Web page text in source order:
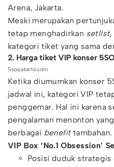
Arena, Jakarta.
Meski merupakan
tetap menghadirkan setlist,
kategori tiket yang sama
2. Harga tiket VIP konser
5sosjakarta.com
Ketika diumumkan konser
jadwal ini, kategori VIP
penggemar. Hal ini karena
pengalaman menonton
berbagai benefit tambahan.
VIP Box ‘No.1 Obsession’
Posisi duduk strategis